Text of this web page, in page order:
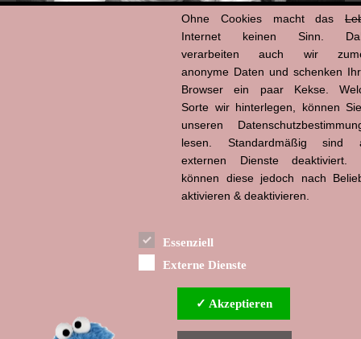
Ohne Cookies macht das
Internet keinen Sinn.
verarbeiten auch wir
anonyme Daten und schenken
Browser ein paar Kekse.
Sorte wir hinterlegen, können
unseren
lesen. Standardmäßig sind
externen Dienste deaktiviert.
können diese jedoch nach
aktivieren & deaktivieren.
Essenziell
Externe Dienste
✓ Akzeptieren